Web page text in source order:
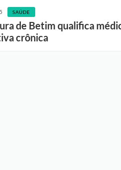
SAÚDE
de Betim qualifica
crônica